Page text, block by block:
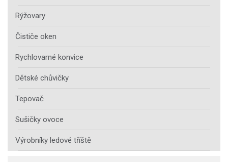
Rýžovary
Čističe oken
Rychlovarné konvice
Dětské chůvičky
Tepovač
Sušičky ovoce
Výrobníky ledové tříště